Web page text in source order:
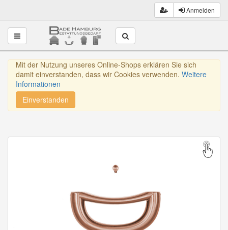
Anmelden
Toggle navigation
Mit der Nutzung unseres Online-Shops erklären Sie sich
damit einverstanden, dass wir Cookies verwenden. Weitere
Informationen
Einverstanden